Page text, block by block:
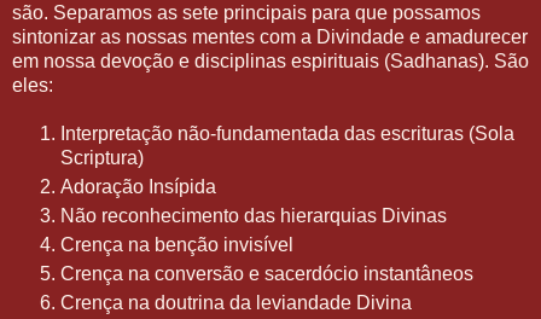
são. Separamos as sete principais para que possamos
sintonizar as nossas mentes com a Divindade e amadurecer
em nossa devoção e disciplinas espirituais (Sadhanas). São
eles:
Interpretação não-fundamentada das escrituras (Sola
Scriptura)
Adoração Insípida
Não reconhecimento das hierarquias Divinas
Crença na benção invisível
Crença na conversão e sacerdócio instantâneos
Crença na doutrina da leviandade Divina